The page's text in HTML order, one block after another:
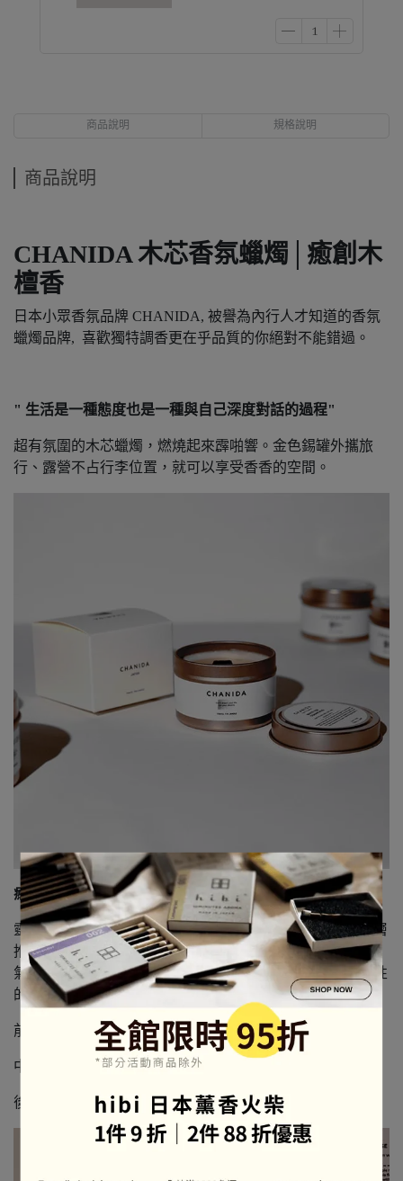
商品說明 規格說明
商品說明
CHANIDA 木芯香氛蠟燭│癒創木
檀香
日本小眾香氛品牌 CHANIDA, 被譽為內行人才知道的香氛
蠟燭品牌, 喜歡獨特調香更在乎品質的你絕對不能錯過。
" 生活是一種態度也是一種與自己深度對話的過程"
超有氛圍的木芯蠟燭，燃燒起來霹啪響。金色錫罐外攜旅
行、露營不占行李位置，就可以享受香香的空間。
癒創木・檀香
靈感來自日本神社的樹林之中，以醇厚檀香和溫暖麝香層層
推疊揭開香氣的序幕。 乾爽雪松與白樟木突顯清新樹脂的
氣息，深沉濃郁的癒創木更加乘了木質調深度。充滿故事性
的味道，是中性不分男女的香味。
前調 - 麝香、檀香
中調 - 雪松、白樟木
後調 - 癒創木、古芸香脂